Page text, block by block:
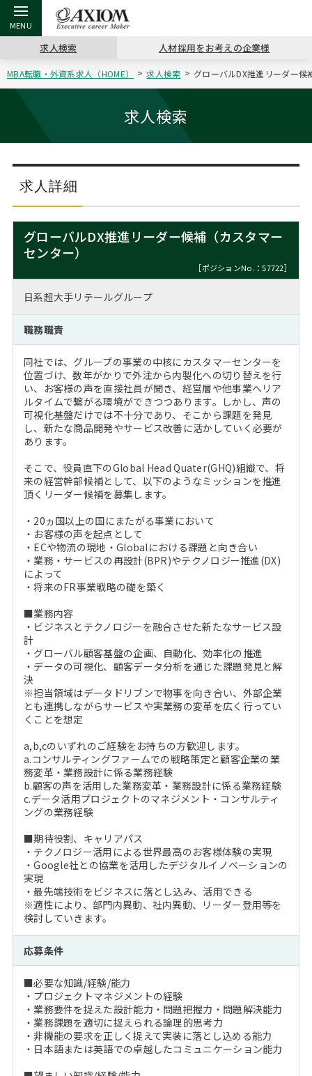
戻る
アクシアムの特長
戻る
コンサ
サービス案内
戻る
キャリ
コンサルタントの紹介
戻る
キャリア支援 TOP
キャリアデザイン講座
（最新求人市場動向）
戻る
MBAの
ステージ別アドバイス
MBAの転職事例
MBA留学生数の推移
戻る
日本か
インターン受入企業一覧
MBAを生かす求人特集
年齢と年収の相関図
戻る
転職ツール TOP
英文レジュメの書き方
戻る
パワー
職務経歴書の書き方
よくある面接Q&A集
戻る
転職コラム TOP
“展”職相談室
転職市場の明日をよめ
転職成功への4つの鍵
戻る
イベント・セミナー TOP
ジョブフェア
キャリアデザインセミナー
キャリアフォーラム
MBA NETWORKING
戻る
会社概要 TOP
沿革
主なクライアント
採用情報
求人検索 人材採用をお考えの企業様
MBA転職・外資系求人（HOME） 求人検索 グローバルDX推進リーダー
求人検索
求人詳細
グローバルDX推進リーダー候補（カスタマー
センター）
［ポジションNo.：57722］
日系超大手リテールグループ
職務職責
同社では、グループの事業の中核にカスタマーセンターを
位置づけ、数年がかりで外注から内製化への切り替えを行
い、お客様の声を直接社員が聞き、経営層や他事業へリア
ルタイムで繋がる環境ができつつあります。しかし、声の
可視化基盤だけでは不十分であり、そこから課題を発見
し、新たな商品開発やサービス改善に活かしていく必要が
あります。
そこで、役員直下のGlobal Head Quater(GHQ)組織で、将
来の経営幹部候補として、以下のようなミッションを推進
頂くリーダー候補を募集します。
・20ヵ国以上の国にまたがる事業において
・お客様の声を起点として
・ECや物流の現地・Globalにおける課題と向き合い
・業務・サービスの再設計(BPR)やテクノロジー推進(DX)
によって
・将来のFR事業戦略の礎を築く
■業務内容
・ビジネスとテクノロジーを融合させた新たなサービス設
計
・グローバル顧客基盤の企画、自動化、効率化の推進
・データの可視化、顧客データ分析を通じた課題発見と解
決
※担当領域はデータドリブンで物事を向き合い、外部企業
とも連携しながらサービスや実業務の変革を広く行ってい
くことを想定
a,b,cのいずれのご経験をお持ちの方歓迎します。
a.コンサルティングファームでの戦略策定と顧客企業の業
務変革・業務設計に係る業務経験
b.顧客の声を活用した業務変革・業務設計に係る業務経験
c.データ活用プロジェクトのマネジメント・コンサルティ
ングの業務経験
■期待役割、キャリアパス
・テクノロジー活用による世界最高のお客様体験の実現
・Google社との協業を活用したデジタルイノベーションの
実現
・最先端技術をビジネスに落とし込み、活用できる
※適性により、部門内異動、社内異動、リーダー登用等を
検討していきます。
応募条件
■必要な知識/経験/能力
・プロジェクトマネジメントの経験
・業務要件を捉えた設計能力・問題把握力・問題解決能力
・業務課題を適切に捉えられる論理的思考力
・非機能の要求を正しく捉えて実装に落とし込める能力
・日本語または英語での卓越したコミュニケーション能力